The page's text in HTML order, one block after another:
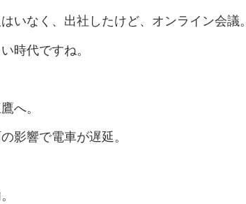
いなく、出社したけど、オンライン会議。
時代ですね。
へ。
影響で電車が遅延。